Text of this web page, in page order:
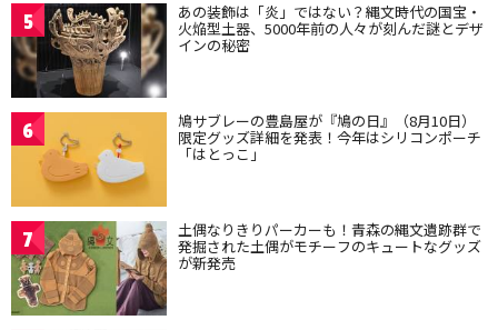
5 あの装飾は「炎」ではない？縄文時代の国宝・
火焔型土器、5000年前の人々が刻んだ謎とデザ
インの秘密
6 鳩サブレーの豊島屋が『鳩の日』（8月10日）
限定グッズ詳細を発表！今年はシリコンポーチ
「はとっこ」
7 土偶なりきりパーカーも！青森の縄文遺跡群で
発掘された土偶がモチーフのキュートなグッズ
が新発売